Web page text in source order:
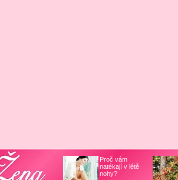
Proč vám
natékají v létě
nohy?